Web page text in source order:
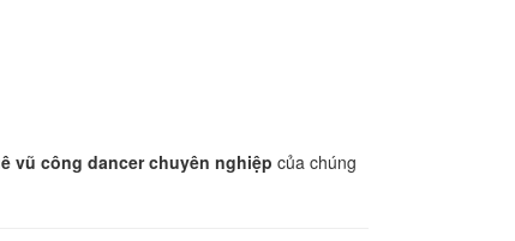
vũ công dancer chuyên nghiệp của chúng